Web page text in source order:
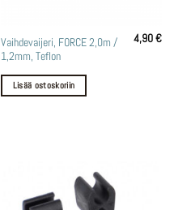
Vaihdevaijeri, FORCE 2,0m /
1,2mm, Teflon
4,90€
Lisää ostoskoriin